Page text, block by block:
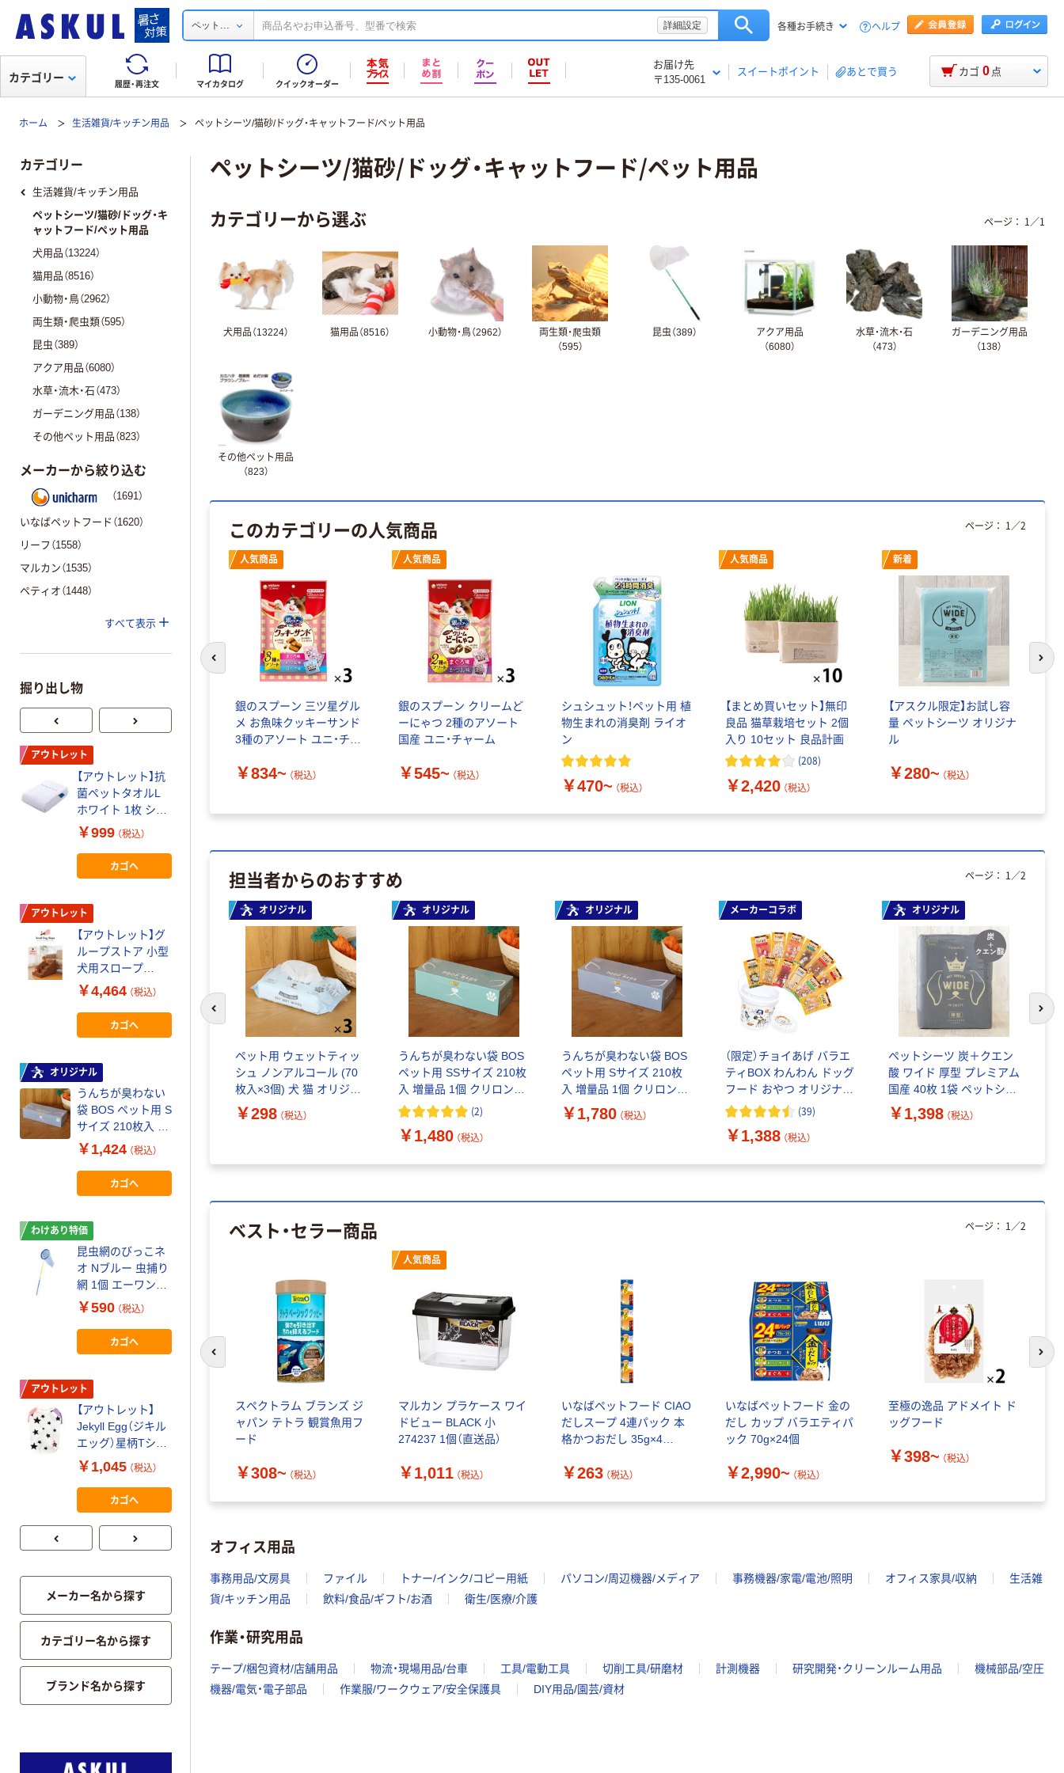
ペット ... 詳細設定 各種お手続き ヘルプ
履歴・再注文 マイカタログ クイックオーダー
お届け先
〒135-0061
スイートポイント あとで買う
カテゴリー カゴ 0 点
ホーム 生活雑貨/キッチン用品 ペットシーツ/猫砂/ドッグ・キャットフード/ペット用品
ペットシーツ/猫砂/ドッグ・キャットフード/ペット用品
カテゴリーから選ぶ
犬用品（13224） 猫用品（8516） 小動物・鳥（2962）
両生類・爬虫類
（595）
昆虫（389）
アクア用品
（6080）
水草・流木・石
（473）
ガーデニング用品
（138）
その他ペット用品
（823）
ページ： 1 ／1
このカテゴリーの人気商品
人気商品
銀のスプーン 三ツ星グル
メ お魚味クッキーサンド
3種のアソート ユニ・チャ
￥834~ （税込）
人気商品
銀のスプーン クリームど
ーにゃつ 2種のアソート
国産 ユニ・チャーム
￥545~ （税込）
シュシュット！ペット用 植
物生まれの消臭剤 ライオ
ン
￥470~ （税込）
人気商品
【まとめ買いセット】無印
良品 猫草栽培セット 2個
入り 10セット 良品計画
(208)
￥2,420 （税込）
新着
【アスクル限定】お試し容
量 ペットシーツ オリジナ
ル
￥280~ （税込）
ページ： 1 ／2
前のスライドへ 次
担当者からのおすすめ
オリジナル
ペット用 ウェットティッ
シュ ノンアルコール (70
枚入×3個) 犬 猫 オリジナ
ル
￥298 （税込）
オリジナル
うんちが臭わない袋 BOS
ペット用 SSサイズ 210枚
入 増量品 1個 クリロン化
成 オリジナル (2)
￥1,480 （税込）
オリジナル
うんちが臭わない袋 BOS
ペット用 Sサイズ 210枚
入 増量品 1個 クリロン化
成 オリジナル
￥1,780 （税込）
メーカーコラボ
（限定）チョイあげ バラエ
ティBOX わんわん ドッグ
フード おやつ オリジナル
限定
(39)
￥1,388 （税込）
オリジナル
ペットシーツ 炭＋クエン
酸 ワイド 厚型 プレミアム
国産 40枚 1袋 ペットシー
ト オリジナル
￥1,398 （税込）
ページ： 1／2
前のスライドへ 次
ベスト・セラー商品
スペクトラム ブランズ ジ
ャパン テトラ 観賞魚用フ
ード
￥308~ （税込）
人気商品
マルカン プラケース ワイ
ドビュー BLACK 小
274237 1個（直送品）
￥1,011 （税込）
いなばペットフード CIAO
だしスープ 4連パック 本
格かつおだし 35g×4
入（直送品）
￥263 （税込）
いなばペットフード 金の
だし カップ バラエティパ
ック 70g×24個
￥2,990~ （税込）
至極の逸品 アドメイト ド
ッグフード
￥398~ （税込）
ページ： 1 ／2
前のスライドへ 次
オフィス用品
事務用品/文房具 ファイル トナー/インク/コピー用紙 パソコン/周辺機器/メディア 事務機器/家電/電池/照明 オフィス家具/収納
生活雑
貨/キッチン用品
飲料/食品/ギフト/お酒 衛生/医療/介護
作業・研究用品
テープ/梱包資材/店舗用品 物流・現場用品/台車 工具/電動工具 切削工具/研磨材 計測機器 研究開発・クリーンルーム用品
機械部品/空圧
機器/電気・電子部品
作業服/ワークウェア/安全保護具 DIY用品/園芸/資材
カテゴリー
生活雑貨/キッチン用品
ペットシーツ/猫砂/ドッグ・キ
ャットフード/ペット用品
犬用品（13224）
猫用品（8516）
小動物・鳥（2962）
両生類・爬虫類（595）
昆虫（389）
アクア用品（6080）
水草・流木・石（473）
ガーデニング用品（138）
その他ペット用品（823）
メーカーから絞り込む
（1691）
いなばペットフード（1620）
リーフ（1558）
マルカン（1535）
ペティオ（1448）
すべて表示
掘り出し物
アウトレット
【アウトレット】抗
菌ペットタオルL
ホワイト 1枚 シー
ビージャパン
￥999 （税込）
カゴへ
アウトレット
【アウトレット】グ
ループストア 小型
犬用スロープ
92376 1台
￥4,464 （税込）
カゴへ
オリジナル
うんちが臭わない
袋 BOS ペット用 S
サイズ 210枚入 増
量品 1個 クリロン
化成 オリジナル
（わけあり品）
￥1,424 （税込）
カゴへ
わけあり特価
昆虫網のびっこネ
オ Nブルー 虫捕り
網 1個 エーワン
（わけあり品）
￥590 （税込）
カゴへ
アウトレット
【アウトレット】
Jekyll Egg（ジキル
エッグ）星柄Tシャ
ツ S ホワイト 1個
犬用 アルクロース
￥1,045 （税込）
カゴへ
【アウトレット】マ
アウトレット
【アウトレット】水
草ピンセット カー
ブ 1個 ジェックス
￥594 （税込）
わけあり特価
エリエール キミお
もい パワフル消臭
アウトレット
ル M ダークブラウ
ン 1個 猫壱
￥1,526 （税込）
カゴへ
【アウトレット】ソ
ルグラ ヒッコリー
スリングバッグ ベ
ット用 アルクロー
￥4,158 （税込）
カゴへ
無添加良品 体にや
わけあり特価
ドギーマン スッキ
リ麻のつめみがき
猫 爪とぎ（わけあ
￥397 （税込）
カゴへ
アウトレット
【アウトレット】
Jekyll Egg（ジキル
S レッド 1個 犬用
アウトレット
【アウトレット】ソ
ルグラ ミニ裏毛 ス
ビー 1個 犬用 ペッ
ト用 アルクロース
￥2,970 （税込）
カゴへ
マナーウェア オム
ツ（女の子男の子共
用タイプ）長時間
型犬用 5枚 ペット
￥850 （税込）
カゴへ
アウトレット
用 レインブーツタ
わけあり特価
おにく生活 猫 ビー
フ味 180g（60g×3
袋入）アイシア キ
ャットフード ウェ
ット パウチ（わけ
￥310 （税込）
カゴへ
わけあり特価
スリッカーブラシ
小 高級ソフトタイ
臭・抗菌サンド
4L（約2ヶ月分）ユ
ニ・チャーム（わけ
あり品）
￥1,245
カゴへ
金缶 猫用 濃厚とろ
み ささみ入りまぐ
ろ 国産 70g 4個 ア
ード ウェット 缶詰
￥520
カゴへ
アウトレット
菌ペットタオルL
アウトレット
【アウトレット】グ
ループストア 小型
犬用スロープ
92376 1台
￥4,464 （税込）
オリジナル
うんちが臭わない
袋 BOS ペット用 S
量品 1個 クリロン
網 1個 エーワン
（わけあり品）
￥590 （税込）
カゴへ
【アウトレット】
Jekyll Egg（ジキル
エッグ）星柄Tシャ
犬用 アルクロース
￥1,045 （税込）
カゴへ
メーカー名から探す
カテゴリー名から探す
ブランド名から探す